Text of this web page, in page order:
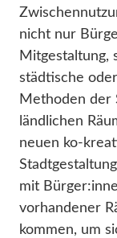
nicht nur
Mitgestaltung,
städtische
Methoden der
ländlichen
neuen ko-
mit
vorhandener
kommen, um